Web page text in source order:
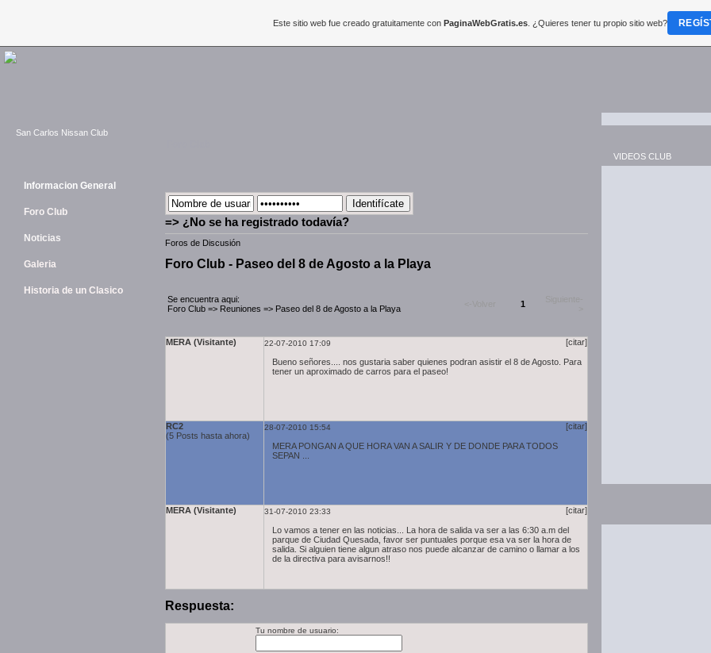
San Carlos Nissan Club
Informacion General
Foro Club
Noticias
Galeria
Historia de un Clasico
=> ¿No se ha registrado todavía?
Foros de Discusión
Foro Club - Paseo del 8 de Agosto a la Playa
Se encuentra aqui:
Foro Club => Reuniones => Paseo del 8 de Agosto a la Playa 1
MERA (Visitante) 22-07-2010 17:09 [citar]
Bueno señores.... nos gustaria saber quienes podran asistir el 8 de Agosto. Para
tener un aproximado de carros para el paseo!
RC2
(5 Posts hasta ahora)
28-07-2010 15:54 [citar]
MERA PONGAN A QUE HORA VAN A SALIR Y DE DONDE PARA TODOS
SEPAN ...
MERA (Visitante) 31-07-2010 23:33 [citar]
Lo vamos a tener en las noticias... La hora de salida va ser a las 6:30 a.m del
parque de Ciudad Quesada, favor ser puntuales porque esa va ser la hora de
salida. Si alguien tiene algun atraso nos puede alcanzar de camino o llamar a los
de la directiva para avisarnos!!
Respuesta:
Tu nombre de usuario:
VIDEOS CLUB
Este sitio web fue creado gratuitamente con PaginaWebGratis.es. ¿Quieres tener tu propio sitio web?